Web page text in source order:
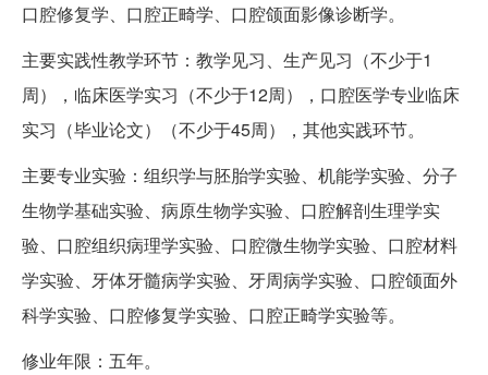
口腔修复学、口腔正畸学、口腔颌面影像诊断学。
主要实践性教学环节：教学见习、生产见习（不少于1
周），临床医学实习（不少于12周），口腔医学专业临床
实习（毕业论文）（不少于45周），其他实践环节。
主要专业实验：组织学与胚胎学实验、机能学实验、分子
生物学基础实验、病原生物学实验、口腔解剖生理学实
验、口腔组织病理学实验、口腔微生物学实验、口腔材料
学实验、牙体牙髓病学实验、牙周病学实验、口腔颌面外
科学实验、口腔修复学实验、口腔正畸学实验等。
修业年限：五年。